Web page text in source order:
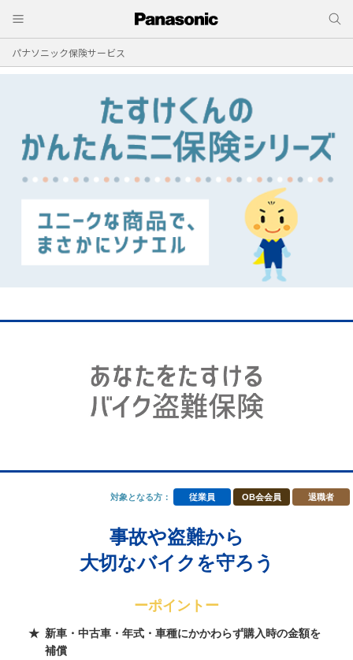
パナソニック保険サービス
対象となる方： 従業員 OB会会員 退職者
事故や盗難から
大切なバイクを守ろう
ーポイントー
新車・中古車・年式・車種にかかわらず購入時の金額を
補償